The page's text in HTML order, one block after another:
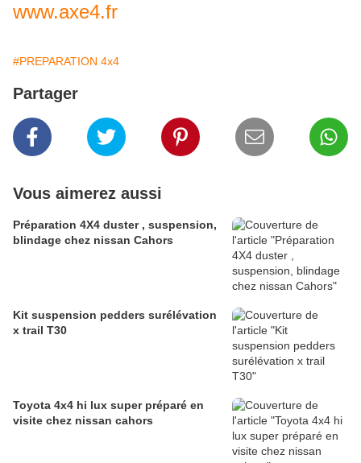
www.axe4.fr
#PREPARATION 4x4
Partager
Vous aimerez aussi
Préparation 4X4 duster , suspension,
blindage chez nissan Cahors
Kit suspension pedders surélévation
x trail T30
Toyota 4x4 hi lux super préparé en
visite chez nissan cahors